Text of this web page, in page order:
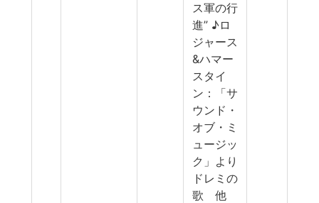
ス軍の行
進” ♪ロ
ジャース
&ハマー
スタイ
ン：「サ
ウンド・
オブ・ミ
ュージッ
ク」より
ドレミの
歌 他